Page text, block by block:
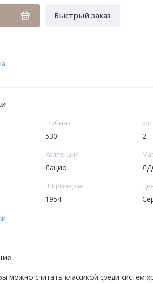
Быстрый заказ
Глубина
530 2
Коллекция
Лацио
Ширина, см
1954
можно считать классикой среди систем